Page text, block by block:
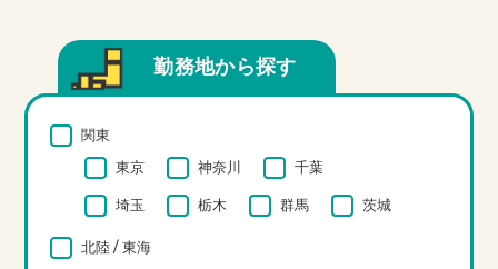
勤務地から探す
関東
東京
神奈川 千葉
埼玉 栃木 群馬 茨城
北陸 / 東海